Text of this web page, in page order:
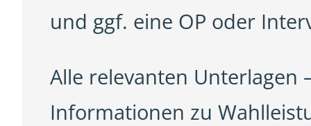
und ggf. eine OP oder
Alle relevanten Unterlagen
Informationen zu